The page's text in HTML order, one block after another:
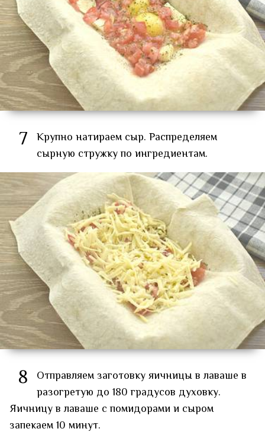
7 Крупно натираем сыр. Распределяем
сырную стружку по ингредиентам.
8
Отправляем заготовку яичницы в лаваше в
разогретую до 180 градусов духовку.
Яичницу в лаваше с помидорами и сыром
запекаем 10 минут.